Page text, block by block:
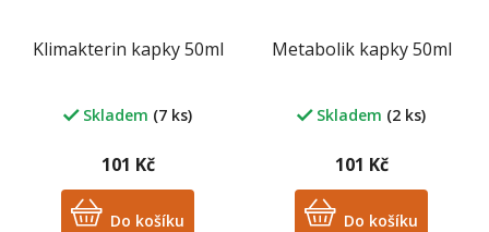
Klimakterin kapky 50ml
Skladem (7 ks)
101 Kč
Do košíku
Metabolik kapky 50ml
Skladem (2 ks)
101 Kč
Do košíku